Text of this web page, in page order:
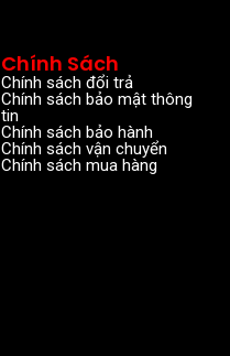
Chính Sách
Chính sách đổi trả
Chính sách bảo mật thông
tin
Chính sách bảo hành
Chính sách vận chuyển
Chính sách mua hàng